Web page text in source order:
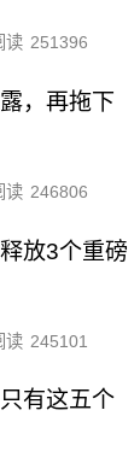
读 251396
，再拖下
读 246806
放3个重磅
读 245101
有这五个